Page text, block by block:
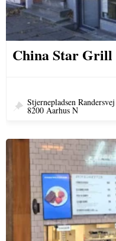
China Star Grill
Stjernepladsen
8200 Aarhus N